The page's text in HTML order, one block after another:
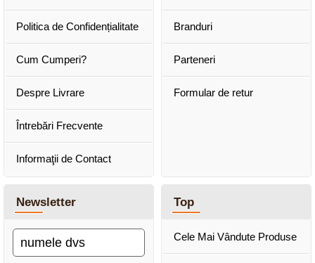
Politica de Confidențialitate
Cum Cumperi?
Despre Livrare
Întrebări Frecvente
Informaţii de Contact
Branduri
Parteneri
Formular de retur
Newsletter Top
Cele Mai Vândute Produse